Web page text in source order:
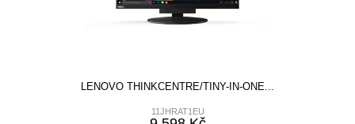
LENOVO THINKCENTRE/TINY-IN-ONE...
11JHRAT1EU